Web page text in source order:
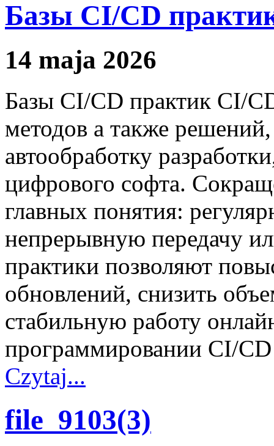
Базы CI/CD
14 maja 2026
Базы CI/CD практик CI/
методов а также
автообработку
цифрового софта.
главных понятия:
непрерывную передачу
практики позволяют
обновлений, снизить
стабильную работу
программировании CI/
Czytaj...
file_9103(3)